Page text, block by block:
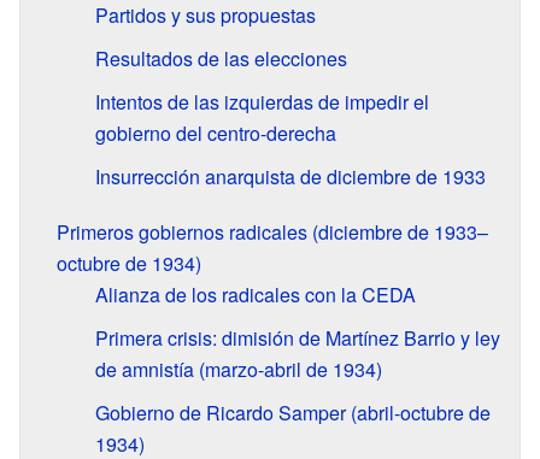
Partidos y sus propuestas
Resultados de las elecciones
Intentos de las izquierdas de impedir el
gobierno del centro-derecha
Insurrección anarquista de diciembre de 1933
Primeros gobiernos radicales (diciembre de 1933–
octubre de 1934)
Alianza de los radicales con la CEDA
Primera crisis: dimisión de Martínez Barrio y ley
de amnistía (marzo-abril de 1934)
Gobierno de Ricardo Samper (abril-octubre de
1934)